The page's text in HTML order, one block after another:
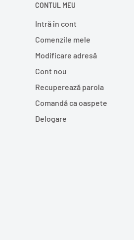
CONTUL MEU
Intră în cont
Comenzile mele
Modificare adresă
Cont nou
Recuperează parola
Comandă ca oaspete
Delogare